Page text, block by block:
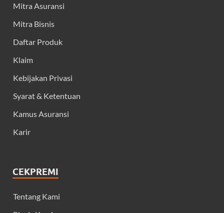
Mitra Asuransi
Mitra Bisnis
Daftar Produk
Klaim
Kebijakan Privasi
Syarat & Ketentuan
Kamus Asuransi
Karir
CEKPREMI
Tentang Kami